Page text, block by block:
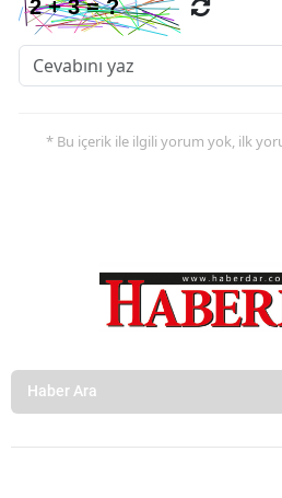
* Bu içerik ile ilgili yorum yok, ilk